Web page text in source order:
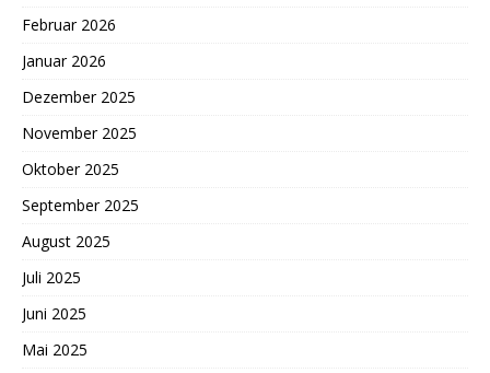
Februar 2026
Januar 2026
Dezember 2025
November 2025
Oktober 2025
September 2025
August 2025
Juli 2025
Juni 2025
Mai 2025